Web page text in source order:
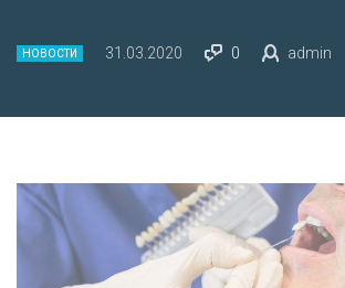
НОВОСТИ 31.03.2020 0 admin